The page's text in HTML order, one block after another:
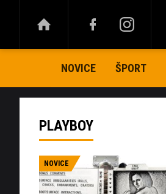
NOVICE ŠPORT
PLAYBOY
NOVICE